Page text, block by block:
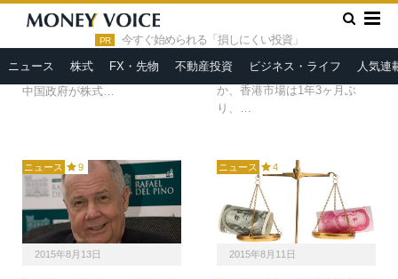
PR 今すぐ始められる「損しにくい投資」
ニュース 株式 FX・先物 不動産投資 ビジネス・ライフ 人気連
HOME » 上海総合指数
個人や機関の取り締まりに注
力？ 「外国勢力」に打撃を与
ナンシャル・タイムズ』は、
中国政府が株式…
21日の日経平均株価は597.69
円安の19435.83円と今年2番目
スク回避の流れが強まるな
か、香港市場は1年3ヶ月ぶ
り、…
ニュース 9
2015年8月13日
ニュース 4
2015年8月11日